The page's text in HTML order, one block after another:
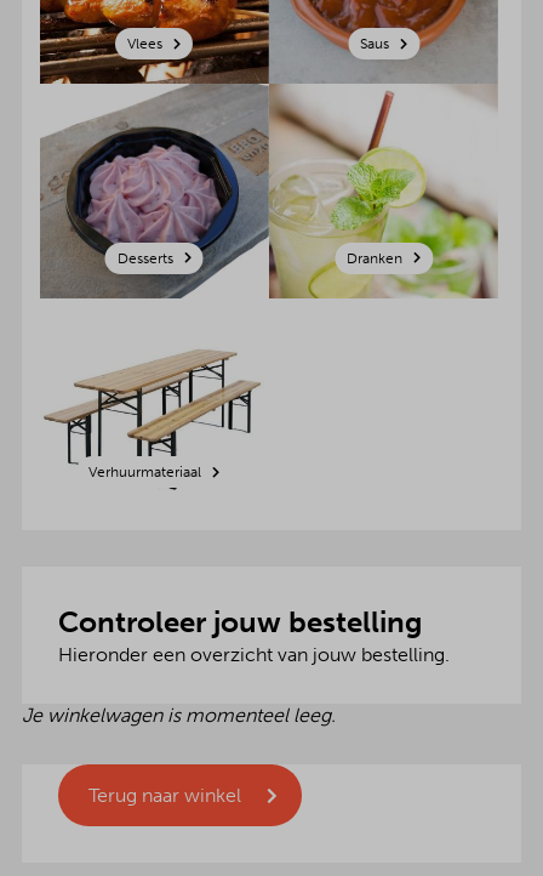
Vlees Saus
Desserts Dranken
Verhuurmateriaal
Controleer jouw bestelling
Hieronder een overzicht van jouw bestelling.
Je winkelwagen is momenteel leeg.
Terug naar winkel